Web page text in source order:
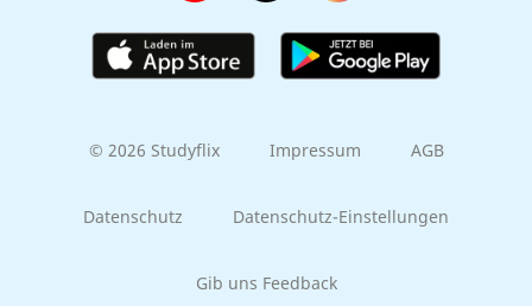
© 2026 Studyflix Impressum AGB
Datenschutz Datenschutz-Einstellungen
Gib uns Feedback